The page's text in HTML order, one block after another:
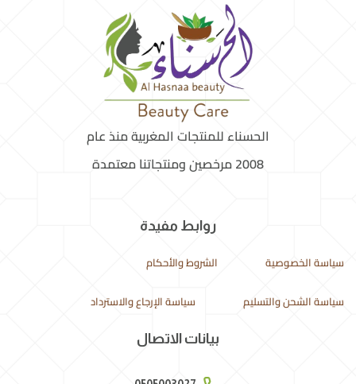
الحسناء للمنتجات المغربية منذ عام
2008 مرخصين ومنتجاتنا معتمدة
روابط مفيدة
سياسة الخصوصية الشروط والأحكام
سياسة الشحن والتسليم سياسة الإرجاع والاسترداد
بيانات الاتصال